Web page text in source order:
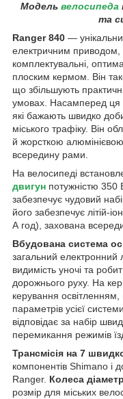
Модель велосипеда
та
Ranger 840 —
електричним приводом,
комплектувальні,
плоским кермом. Він
що збільшують
умовах. Насамперед ця
які бажають швидко
міського трафіку. Він
й жорсткою
всередину рами.
На велосипеді
двигун потужністю 350
забезпечує чудовий
його забезпечує літій-
А год), захована
Вбудована система
загальний електронний
видимість уночі та
дорожнього руху. На
керування освітленням,
параметрів усієї
відповідає за набір
перемикання режимів
Трансмісія на 7
компонентів Shimano і
Ranger. Колеса
розмір для міських